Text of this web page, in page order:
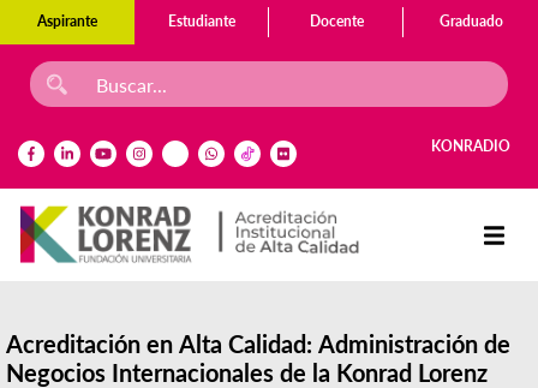
Aspirante Estudiante Docente Graduado
KONRADIO
Acreditación en Alta Calidad: Administración de
Negocios Internacionales de la Konrad Lorenz